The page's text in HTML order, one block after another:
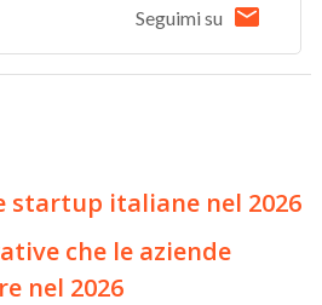
Seguimi su
italiane nel 2026
che le aziende
nel 2026